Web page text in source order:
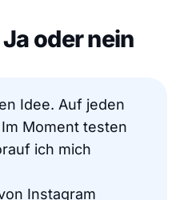
oder nein
Idee. Auf jeden
Moment testen
ich mich
Instagram